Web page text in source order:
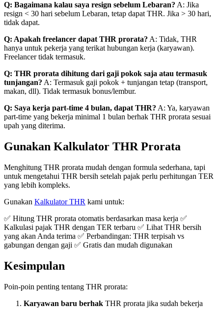
Q: Bagaimana kalau saya resign sebelum Lebaran? A: Jika
resign < 30 hari sebelum Lebaran, tetap dapat THR. Jika > 30 hari,
tidak dapat.
Q: Apakah freelancer dapat THR prorata? A: Tidak, THR
hanya untuk pekerja yang terikat hubungan kerja (karyawan).
Freelancer tidak termasuk.
Q: THR prorata dihitung dari gaji pokok saja atau termasuk
tunjangan? A: Termasuk gaji pokok + tunjangan tetap (transport,
makan, dll). Tidak termasuk bonus/lembur.
Q: Saya kerja part-time 4 bulan, dapat THR? A: Ya, karyawan
part-time yang bekerja minimal 1 bulan berhak THR prorata sesuai
upah yang diterima.
Gunakan Kalkulator THR Prorata
Menghitung THR prorata mudah dengan formula sederhana, tapi
untuk mengetahui THR bersih setelah pajak perlu perhitungan TER
yang lebih kompleks.
Gunakan Kalkulator THR kami untuk:
✅ Hitung THR prorata otomatis berdasarkan masa kerja ✅
Kalkulasi pajak THR dengan TER terbaru ✅ Lihat THR bersih
yang akan Anda terima ✅ Perbandingan: THR terpisah vs
gabungan dengan gaji ✅ Gratis dan mudah digunakan
Kesimpulan
Poin-poin penting tentang THR prorata:
Karyawan baru berhak THR prorata jika sudah bekerja